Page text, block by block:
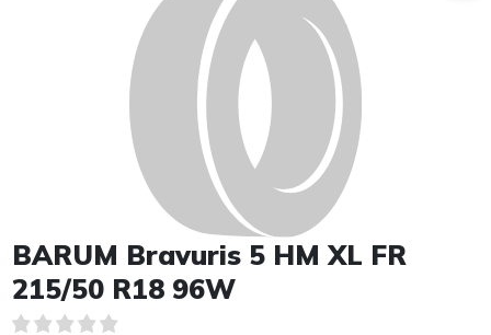
BARUM Bravuris 5 HM XL FR
215/50 R18 96W